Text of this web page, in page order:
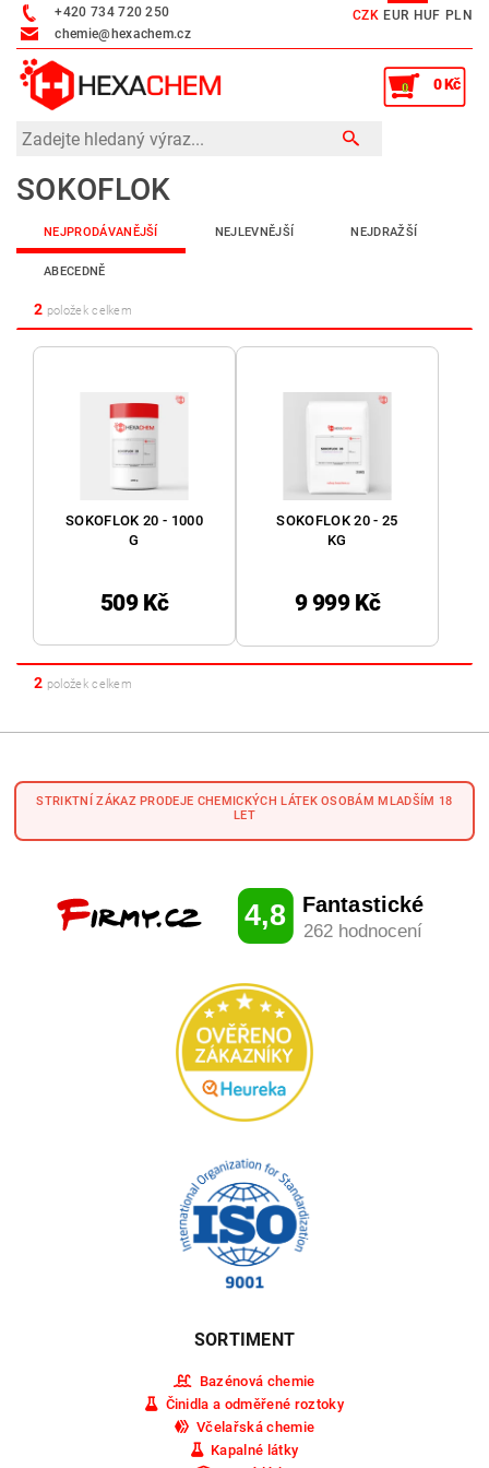
+420 734 720 250
chemie@hexachem.cz
CZK EUR HUF PLN
0 0 Kč
SOKOFLOK
NEJPRODÁVANĚJŠÍ NEJLEVNĚJŠÍ NEJDRAŽŠÍ
ABECEDNĚ
2 položek celkem
SOKOFLOK 20 - 1000
G
509 Kč
SOKOFLOK 20 - 25
KG
9 999 Kč
2 položek celkem
STRIKTNÍ ZÁKAZ PRODEJE CHEMICKÝCH LÁTEK OSOBÁM MLADŠÍM 18
LET
SORTIMENT
Bazénová chemie
Činidla a odměřené roztoky
Včelařská chemie
Kapalné látky